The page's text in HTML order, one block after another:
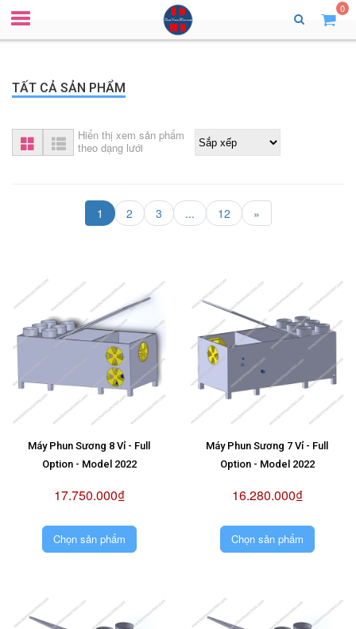
0
TẤT CẢ SẢN PHẨM
Hiển thị xem sản phẩm
theo dạng lưới
1 2 3 ... 12 »
Máy Phun Sương 8 Vỉ - Full
Option - Model 2022
17.750.000₫
Chọn sản phẩm
Máy Phun Sương 7 Vỉ - Full
Option - Model 2022
16.280.000₫
Chọn sản phẩm